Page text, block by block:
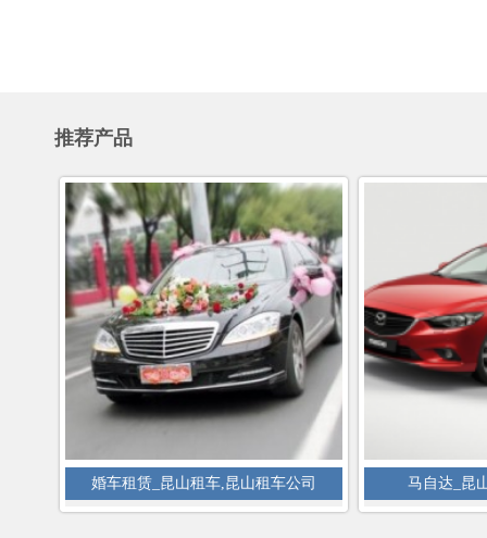
推荐产品
婚车租赁_昆山租车,昆山租车公司 马自达_昆